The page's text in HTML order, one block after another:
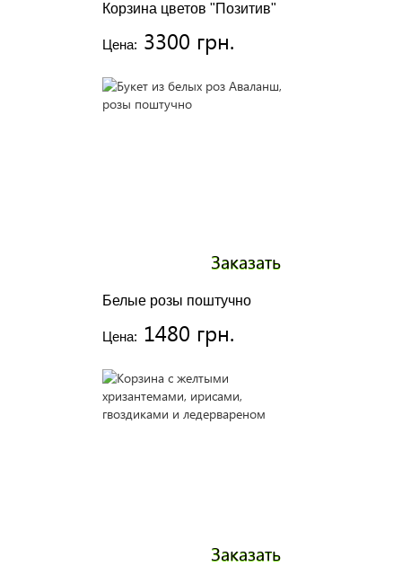
Корзина цветов "Позитив"
Цена: 3300 грн.
Белые розы поштучно
Цена: 1480 грн.
Заказать
Заказать